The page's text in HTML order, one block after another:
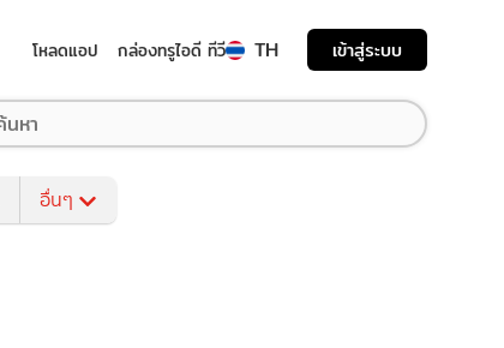
โหลดแอป กล่องทรูไอดี ทีวี TH เข้าสู่ระบบ
อื่นๆ